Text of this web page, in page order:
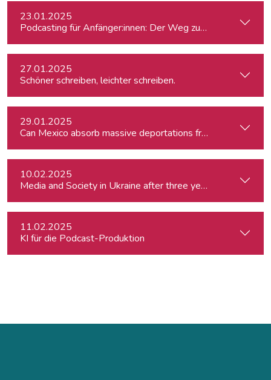
23.01.2025
Podcasting für Anfänger:innen: Der Weg zum eigenen
27.01.2025
Schöner schreiben, leichter schreiben.
29.01.2025
Can Mexico absorb massive deportations from the US?
10.02.2025
Media and Society in Ukraine after three years of war.
11.02.2025
KI für die Podcast-Produktion